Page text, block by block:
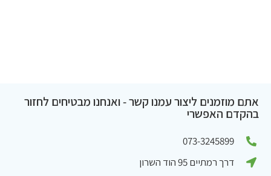
אתם מוזמנים ליצור עמנו קשר - ואנחנו מבטיחים לחזור
בהקדם האפשרי
073-3245899
דרך רמתיים 95 הוד השרון